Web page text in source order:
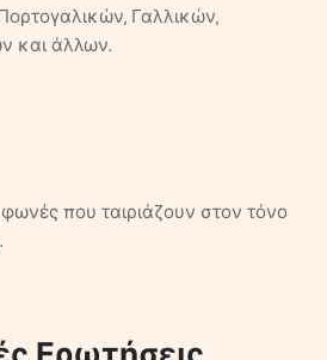
Γαλλικών,
και άλλων.
που ταιριάζουν στον τόνο